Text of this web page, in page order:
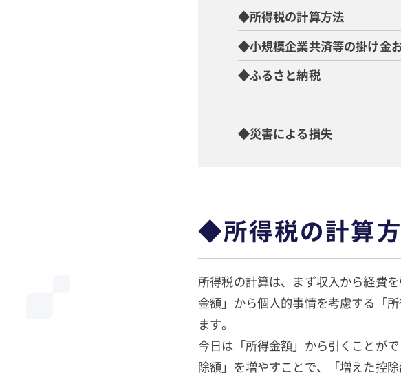
◆所得税の計算方法
◆小規模企業共済等の掛け金
◆ふるさと納税
◆災害による損失
◆所得税の計算
所得税の計算は、まず収入から経費
金額」から個人的事情を考慮する「
ます。
今日は「所得金額」から引くことが
除額」を増やすことで、「増えた控